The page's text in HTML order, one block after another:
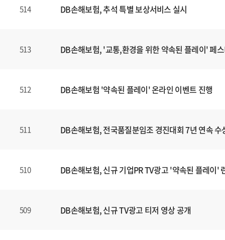
514 DB손해보험, 추석 특별 보상서비스 실시
513 DB손해보험, '교통,환경을 위한 약속된 플레이' 페
512 DB손해보험 '약속된 플레이' 온라인 이벤트 진행
511 DB손해보험, 전국품질분임조 경진대회 7년 연속 수
510 DB손해보험, 신규 기업PR TV광고 '약속된 플레이'
509 DB손해보험, 신규 TV광고 티저 영상 공개